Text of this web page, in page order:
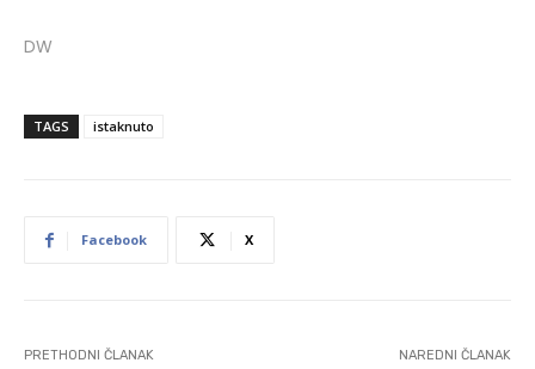
DW
TAGS istaknuto
Facebook X
PRETHODNI ČLANAK NAREDNI ČLANAK